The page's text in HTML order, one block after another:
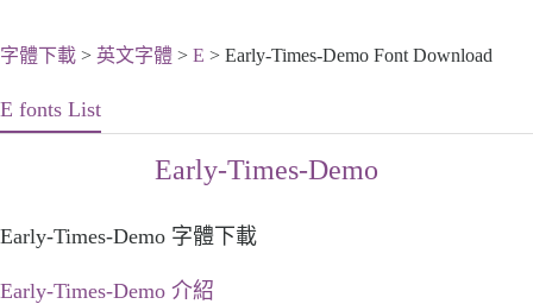
字體下載 > 英文字體 > E > Early-Times-Demo Font Download
E fonts List
Early-Times-Demo
Early-Times-Demo 字體下載
Early-Times-Demo 介紹